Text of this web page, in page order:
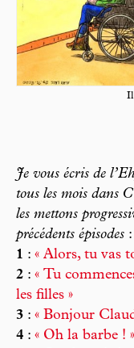
Je vous écris de
tous les mois dans
les mettons
précédents épisodes :
1 : « Alors, tu vas
2 : « Tu
les filles »
3 : « Bonjour
4 : « Oh la barbe ! »